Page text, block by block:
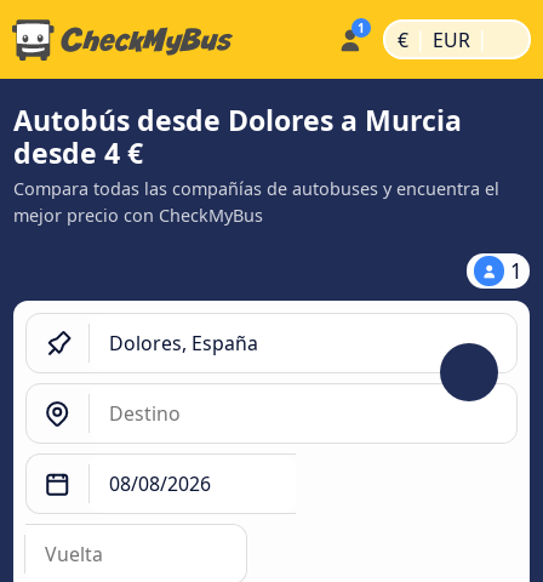
€ | EUR |
Autobús desde Dolores a Murcia
desde 4 €
Compara todas las compañías de autobuses y encuentra el
mejor precio con CheckMyBus
1